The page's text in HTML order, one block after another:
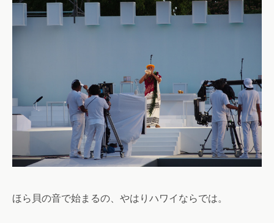
ほら貝の音で始まるの、やはりハワイならでは。